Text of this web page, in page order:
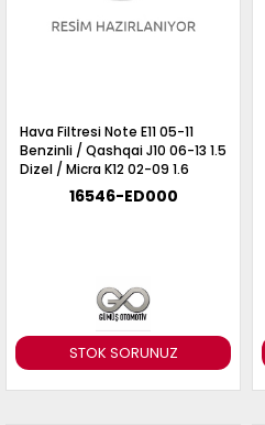
STOK SORUNUZ
Hava Filtresi Note E11 05-11
Benzinli / Qashqai J10 06-13 1.5
Dizel / Micra K12 02-09 1.6
16546-ED000